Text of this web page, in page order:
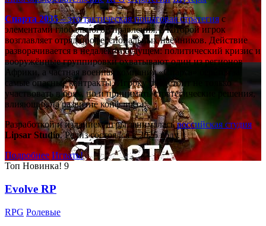
Спарта 2035– это тактическаяпошаговая стратегияс
элементами глобального управления, в которой игрок
возглавляет отряд профессиональных наёмников. Действие
разворачивается в недалёком будущем: политический кризис и
вооружённые группировки охватывают один из регионов
Африки, а частная военная компания «Спарта» берётся за
самые опасные контракты. Игроку предстоит не только
участвовать в боях, но и принимать стратегические решения,
влияющие на развитие конфликта.
Разработкой и изданием игры занималасьроссийская студия
Lipsar Studio. Релиз состоялся в 2025 году.
Подробнее Играть!
Топ Новинка! 9
Evolve RP
RPG Ролевые